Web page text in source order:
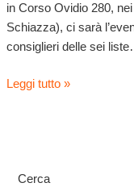
in Corso Ovidio 280,
Schiazza), ci sarà
consiglieri delle sei
Leggi tutto »
Cerca